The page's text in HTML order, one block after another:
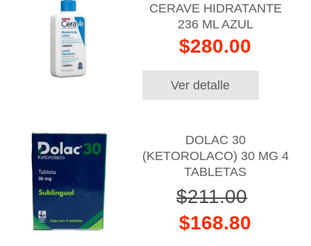
CERAVE HIDRATANTE
236 ML AZUL
$280.00
Ver detalle
DOLAC 30
(KETOROLACO) 30 MG 4
TABLETAS
$211.00
$168.80